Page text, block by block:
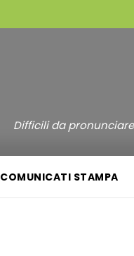
Difficili da
COMUNICATI STAMPA